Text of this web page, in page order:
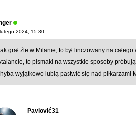
2024, 15:30
grał źle w Milanie, to był linczowany na
to pismaki na wszystkie sposoby
wyjątkowo lubią pastwić się nad piłkarzami
Pavlović31